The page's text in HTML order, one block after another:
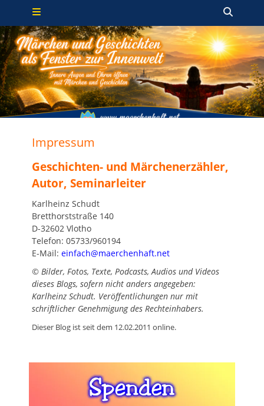
Zum
springen
Primäres Menü
Impressum
Geschichten- und Märchenerzähler,
Autor, Seminarleiter
Karlheinz Schudt
Bretthorststraße 140
D-32602 Vlotho
Telefon: 05733/960194
E-Mail: einfach@maerchenhaft.net
© Bilder, Fotos, Texte, Podcasts, Audios und Videos
dieses Blogs, sofern nicht anders angegeben:
Karlheinz Schudt. Veröffentlichungen nur mit
schriftlicher Genehmigung des Rechteinhabers.
Dieser Blog ist seit dem 12.02.2011 online.